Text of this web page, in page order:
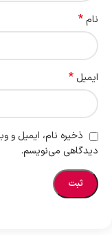
نام*
ایمیل *
ذخیره نام، ایمیل و
دیدگاهی می‌نویسم.